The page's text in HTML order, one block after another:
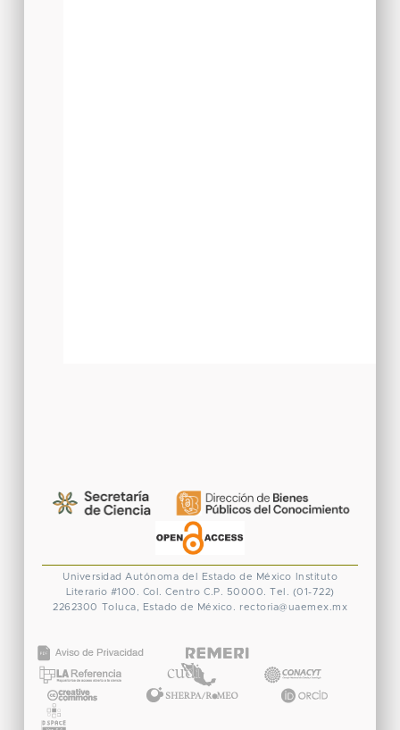
Universidad Autónoma del Estado de México
Instituto
Literario #100. Col. Centro C.P. 50000. Tel. (01-722)
2262300 Toluca, Estado de México. rectoria@uaemex.mx